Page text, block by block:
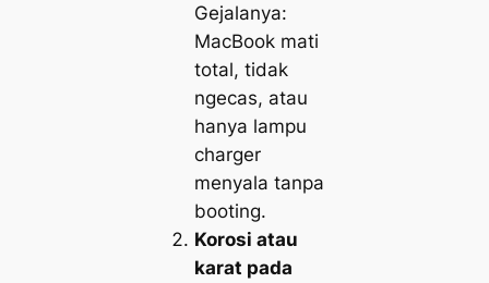
Gejalanya:
MacBook mati
total, tidak
ngecas, atau
hanya lampu
charger
menyala tanpa
booting.
Korosi atau
karat pada